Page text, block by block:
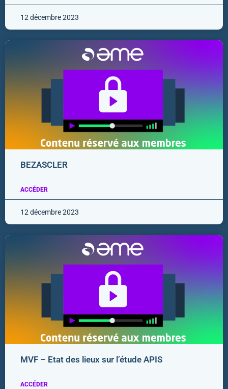
12 décembre 2023
BEZASCLER
ACCÉDER
12 décembre 2023
MVF – Etat des lieux sur l’étude APIS
ACCÉDER